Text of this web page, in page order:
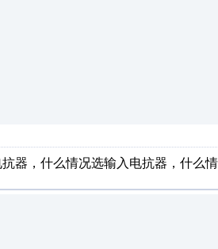
器，什么情况选输入电抗器，什么